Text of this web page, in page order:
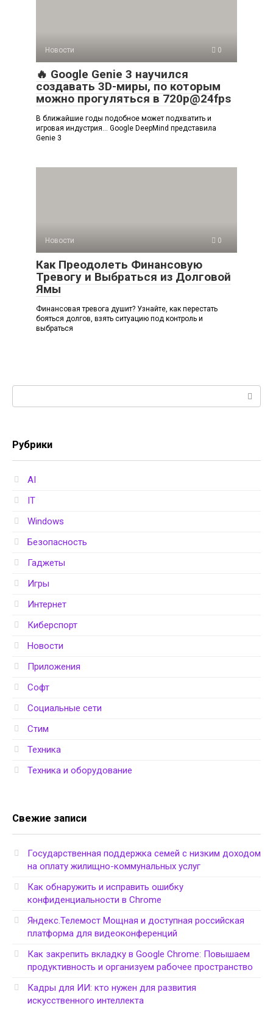
Новости 0
🔥 Google Genie 3 научился
создавать 3D-миры, по которым
можно прогуляться в 720p@24fps
В ближайшие годы подобное может подхватить и
игровая индустрия… Google DeepMind представила
Genie 3
Новости 0
Как Преодолеть Финансовую
Тревогу и Выбраться из Долговой
Ямы
Финансовая тревога душит? Узнайте, как перестать
бояться долгов, взять ситуацию под контроль и
выбраться
Рубрики
AI
IT
Windows
Безопасность
Гаджеты
Игры
Интернет
Киберспорт
Новости
Приложения
Софт
Социальные сети
Стим
Техника
Техника и оборудование
Свежие записи
Государственная поддержка семей с низким доходом
на оплату жилищно-коммунальных услуг
Как обнаружить и исправить ошибку
конфиденциальности в Chrome
Яндекс.Телемост Мощная и доступная российская
платформа для видеоконференций
Как закрепить вкладку в Google Chrome: Повышаем
продуктивность и организуем рабочее пространство
Кадры для ИИ: кто нужен для развития
искусственного интеллекта